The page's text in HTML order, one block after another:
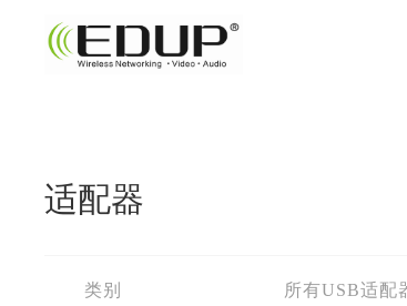
适配器
类别 所有USB适配